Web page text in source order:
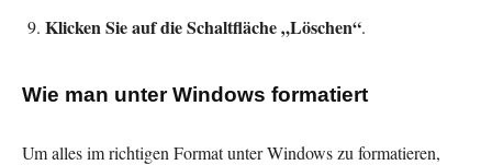
Klicken Sie auf die Schaltfläche „Löschen“.
Wie man unter Windows formatiert
Um alles im richtigen Format unter Windows zu formatieren,